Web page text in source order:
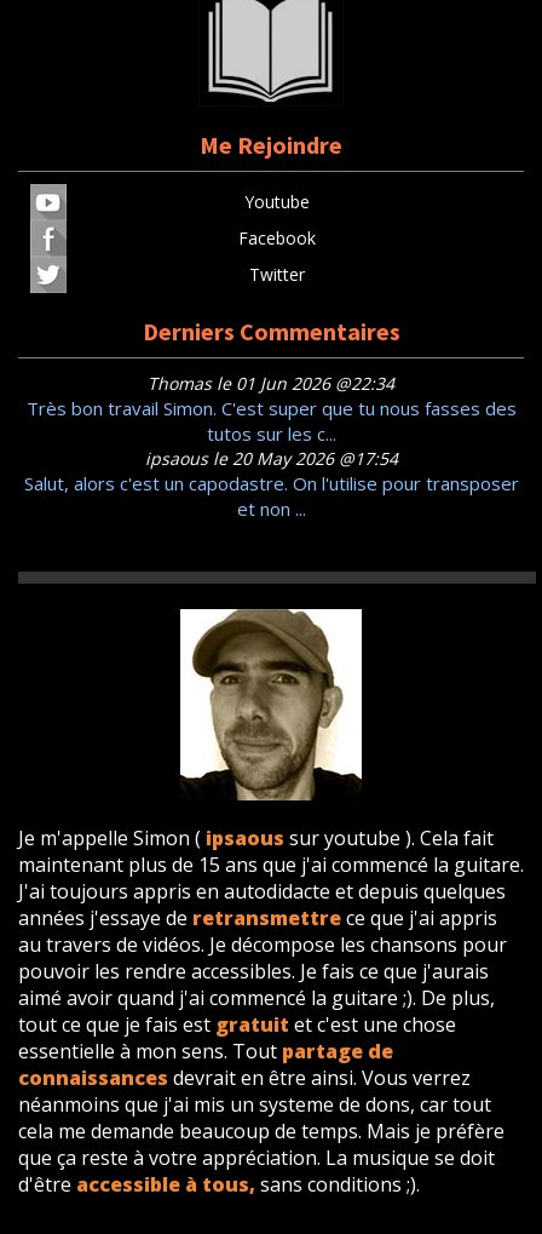
Me Rejoindre
Youtube
Facebook
Twitter
Derniers Commentaires
Thomas le 01 Jun 2026 @22:34
Très bon travail Simon. C'est super que tu nous fasses des
tutos sur les c...
ipsaous le 20 May 2026 @17:54
Salut, alors c'est un capodastre. On l'utilise pour transposer
et non ...
Je m'appelle Simon ( ipsaous sur youtube ). Cela fait
maintenant plus de 15 ans que j'ai commencé la guitare.
J'ai toujours appris en autodidacte et depuis quelques
années j'essaye de retransmettrece que j'ai appris
au travers de vidéos. Je décompose les chansons pour
pouvoir les rendre accessibles. Je fais ce que j'aurais
aimé avoir quand j'ai commencé la guitare ;). De plus,
tout ce que je fais est gratuit et c'est une chose
essentielle à mon sens. Tout partage de
connaissances devrait en être ainsi. Vous verrez
néanmoins que j'ai mis un systeme de dons, car tout
cela me demande beaucoup de temps. Mais je préfère
que ça reste à votre appréciation. La musique se doit
d'être accessible à tous, sans conditions ;).